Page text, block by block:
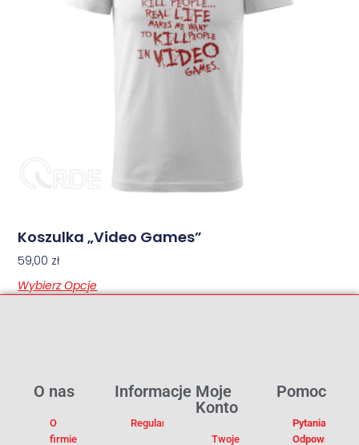
Koszulka „Video Games”
59,00 zł
Wybierz Opcje
Pomoc
Pytania I
Odpowiedzi
Moje
Konto
Twoje
Informacje
Regulamin
O nas
O
firmie